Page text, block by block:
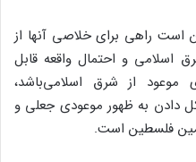
است راهی برای خلاصی آنها از
اسلامی و احتمال واقعه قابل
از شرق اسلامی‌باشد،
دادن به ظهور موعودی جعلی و
فلسطین است.